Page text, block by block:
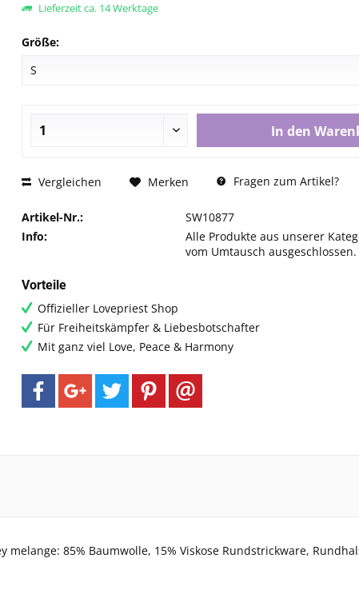
Lieferzeit ca. 14 Werktage
Größe:
In den
Vergleichen Merken Fragen zum Artikel?
Artikel-Nr.:
SW10877
Info:
Alle Produkte aus unserer
vom Umtausch ausgeschlossen.
Vorteile
Offizieller Lovepriest Shop
Für Freiheitskämpfer & Liebesbotschafter
Mit ganz viel Love, Peace & Harmony
85% Baumwolle, 15% Viskose Rundstrickware,